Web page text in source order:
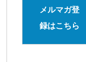
メルマガ登
録はこちら